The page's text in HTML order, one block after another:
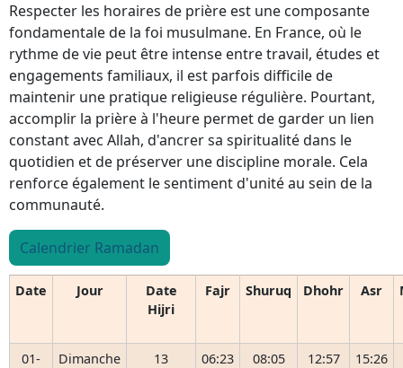
Respecter les horaires de prière est une composante
fondamentale de la foi musulmane. En France, où le
rythme de vie peut être intense entre travail, études et
engagements familiaux, il est parfois difficile de
maintenir une pratique religieuse régulière. Pourtant,
accomplir la prière à l'heure permet de garder un lien
constant avec Allah, d'ancrer sa spiritualité dans le
quotidien et de préserver une discipline morale. Cela
renforce également le sentiment d'unité au sein de la
communauté.
Calendrier Ramadan
Date Jour
Date
Hijri
Fajr Shuruq Dhohr Asr
01-
Dimanche
13
06:23 08:05 12:57 15:26